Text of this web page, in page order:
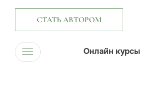
СТАТЬ АВТОРОМ
Онлайн курсы